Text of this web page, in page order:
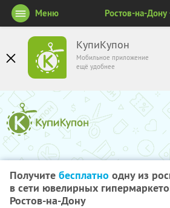
КупиКупон
Мобильное приложение
ещё удобнее
Меню Ростов-на-Дону
Получите бесплатно одну из
в сети ювелирных
Ростов-на-Дону